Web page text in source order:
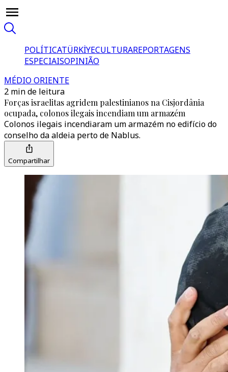
POLÍTICATÜRKİYECULTURAREPORTAGENS
ESPECIAISOPINIÃO
MÉDIO ORIENTE
2 min de leitura
Forças israelitas agridem palestinianos na Cisjordânia
ocupada, colonos ilegais incendiam um armazém
Colonos ilegais incendiaram um armazém no edifício do
conselho da aldeia perto de Nablus.
Compartilhar